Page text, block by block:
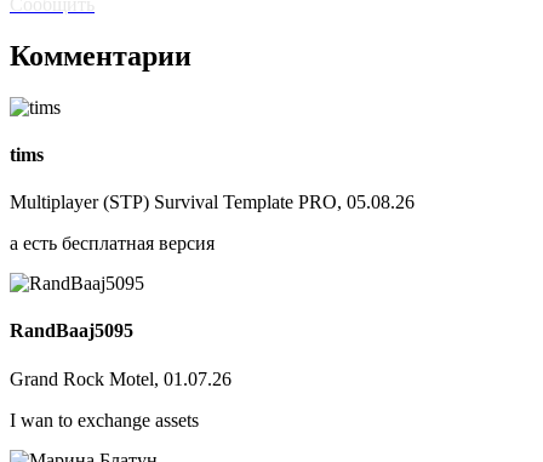
Комментарии
tims
Multiplayer (STP) Survival Template PRO, 05.08.26
а есть бесплатная версия
RandBaaj5095
Grand Rock Motel, 01.07.26
I wan to exchange assets